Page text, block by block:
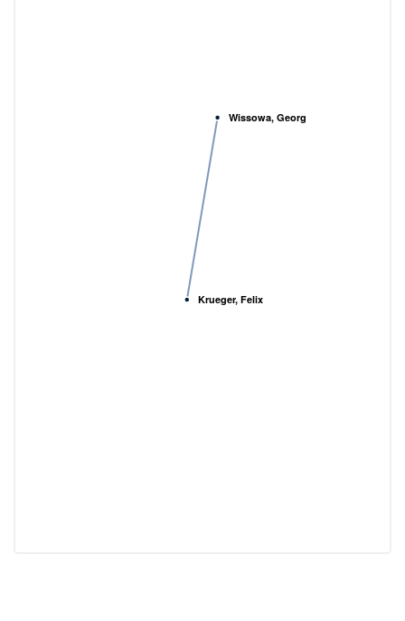
Wissowa, Georg
Krueger, Felix